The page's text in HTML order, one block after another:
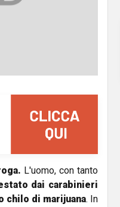
L'uomo, con tanto
dai carabinieri
chilo di marijuana. In